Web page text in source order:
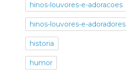
hinos-louvores-e-adoracoes
hinos-louvores-e-adoradores
historia
humor